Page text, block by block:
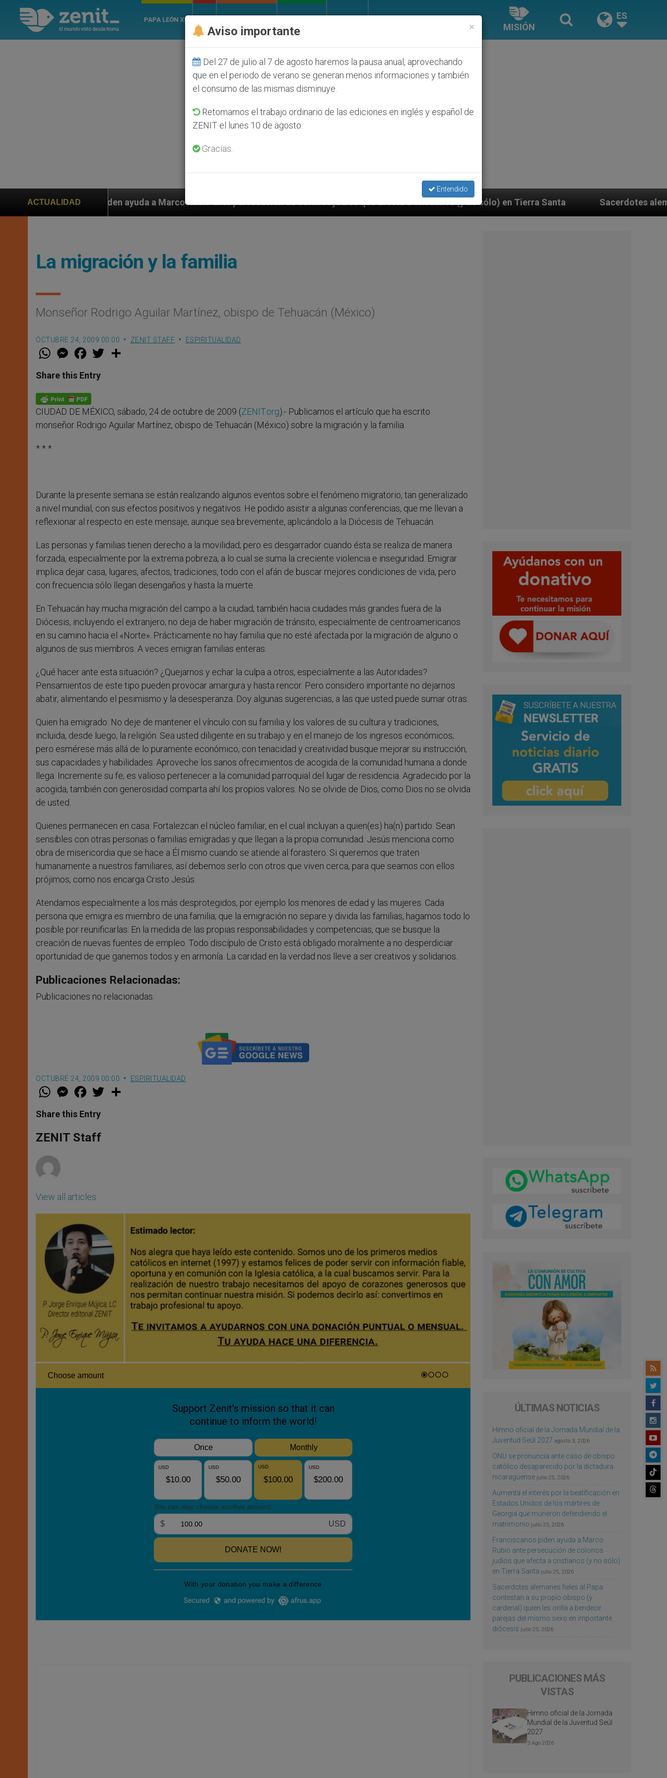
PAPA LEÓN XIV
MISIÓN
ES
ACTUALIDAD
piden ayuda a Marco Rubio ante persecución de colonos judíos que afecta a cristianos (y no sólo) en Tierra Santa Sacerdotes alemanes fieles al Papa
La migración y la familia
Monseñor Rodrigo Aguilar Martínez, obispo de Tehuacán (México)
OCTUBRE 24, 2009 00:00 ZENIT STAFF ESPIRITUALIDAD
W
t
s
p
p
M
e
s
e
g
e
r
F
a
e
b
o
k
w
Share this Entry
CIUDAD DE MÉXICO, sábado, 24 de octubre de 2009 (ZENIT.org).- Publicamos el artículo que ha escrito
monseñor Rodrigo Aguilar Martínez, obispo de Tehuacán (México) sobre la migración y la familia.
* * *
Durante la presente semana se están realizando algunos eventos sobre el fenómeno migratorio, tan generalizado
a nivel mundial, con sus efectos positivos y negativos. He podido asistir a algunas conferencias, que me llevan a
reflexionar al respecto en este mensaje, aunque sea brevemente, aplicándolo a la Diócesis de Tehuacán.
Las personas y familias tienen derecho a la movilidad; pero es desgarrador cuando ésta se realiza de manera
forzada, especialmente por la extrema pobreza, a lo cual se suma la creciente violencia e inseguridad. Emigrar
implica dejar casa, lugares, afectos, tradiciones, todo con el afán de buscar mejores condiciones de vida, pero
con frecuencia sólo llegan desengaños y hasta la muerte.
En Tehuacán hay mucha migración del campo a la ciudad; también hacia ciudades más grandes fuera de la
Diócesis, incluyendo el extranjero; no deja de haber migración de tránsito, especialmente de centroamericanos
en su camino hacia el «Norte». Prácticamente no hay familia que no esté afectada por la migración de alguno o
algunos de sus miembros. A veces emigran familias enteras.
¿Qué hacer ante esta situación? ¿Quejarnos y echar la culpa a otros, especialmente a las Autoridades?
Pensamientos de este tipo pueden provocar amargura y hasta rencor. Pero considero importante no dejarnos
abatir, alimentando el pesimismo y la desesperanza. Doy algunas sugerencias, a las que usted puede sumar otras.
Quien ha emigrado: No deje de mantener el vínculo con su familia y los valores de su cultura y tradiciones,
incluida, desde luego, la religión. Sea usted diligente en su trabajo y en el manejo de los ingresos económicos;
pero esmérese más allá de lo puramente económico, con tenacidad y creatividad busque mejorar su instrucción,
sus capacidades y habilidades. Aproveche los sanos ofrecimientos de acogida de la comunidad humana a donde
llega. Incremente su fe; es valioso pertenecer a la comunidad parroquial del lugar de residencia. Agradecido por la
acogida, también con generosidad comparta ahí los propios valores. No se olvide de Dios, como Dios no se olvida
de usted.
Quienes permanecen en casa: Fortalezcan el núcleo familiar, en el cual incluyan a quien(es) ha(n) partido. Sean
sensibles con otras personas o familias emigradas y que llegan a la propia comunidad. Jesús menciona como
obra de misericordia que se hace a Él mismo cuando se atiende al forastero. Si queremos que traten
humanamente a nuestros familiares, así debemos serlo con otros que viven cerca, para que seamos con ellos
prójimos, como nos encarga Cristo Jesús.
Atendamos especialmente a los más desprotegidos, por ejemplo los menores de edad y las mujeres. Cada
persona que emigra es miembro de una familia; que la emigración no separe y divida las familias, hagamos todo lo
posible por reunificarlas. En la medida de las propias responsabilidades y competencias, que se busque la
creación de nuevas fuentes de empleo. Todo discípulo de Cristo está obligado moralmente a no desperdiciar
oportunidad de que ganemos todos y en armonía. La caridad en la verdad nos lleve a ser creativos y solidarios.
Publicaciones Relacionadas:
Publicaciones no relacionadas.
OCTUBRE 24, 2009 00:00 ESPIRITUALIDAD
W
t
s
p
p
M
e
s
e
g
e
F
a
e
b
o
k
w
Share this Entry
ZENIT Staff
View all articles
ÚLTIMAS NOTICIAS
Himno oficial de la Jornada Mundial de la
Juventud Seúl 2027 agosto 3, 2026
ONU se pronuncia ante caso de obispo
católico desaparecido por la dictadura
nicaragüense julio 25, 2026
Aumenta el interés por la beatificación en
Estados Unidos de los mártires de
Georgia que murieron defendiendo el
matrimonio julio 25, 2026
Franciscanos piden ayuda a Marco
Rubio ante persecución de colonos
judíos que afecta a cristianos (y no sólo)
en Tierra Santa julio 25, 2026
Sacerdotes alemanes fieles al Papa
contestan a su propio obispo (y
cardenal) quien les orilla a bendecir
parejas del mismo sexo en importante
diócesis julio 25, 2026
PUBLICACIONES MÁS
VISTAS
Himno oficial de la Jornada
Mundial de la Juventud Seúl
2027
3 Ago 2026
×
Aviso importante
Del 27 de julio al 7 de agosto haremos la pausa anual, aprovechando
que en el periodo de verano se generan menos informaciones y también
el consumo de las mismas disminuye.
Retomamos el trabajo ordinario de las ediciones en inglés y español de
ZENIT el lunes 10 de agosto.
Gracias.
Entendido